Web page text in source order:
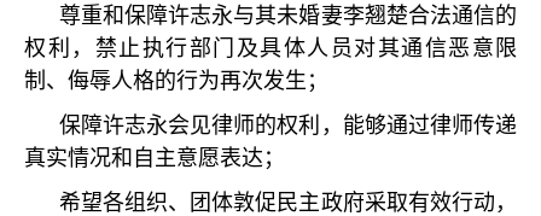
尊重和保障许志永与其未婚妻李翘楚合法通信的
权利，禁止执行部门及具体人员对其通信恶意限
制、侮辱人格的行为再次发生；
保障许志永会见律师的权利，能够通过律师传递
真实情况和自主意愿表达；
希望各组织、团体敦促民主政府采取有效行动，